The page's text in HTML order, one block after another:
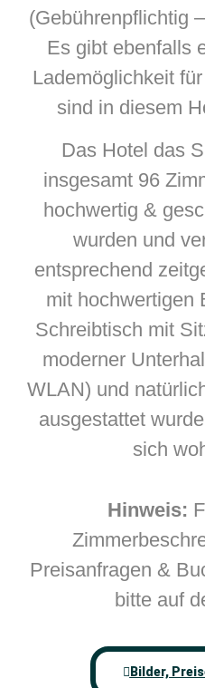
(Gebührenpflichtig
Es gibt ebenfalls
Lademöglichkeit
sind in diesem
Das Hotel das
insgesamt 96
hochwertig &
wurden und
entsprechend
mit hochwertigen
Schreibtisch mit
moderner
WLAN) und
ausgestattet
sich
Hinweis:
Preisanfragen &
bitte auf
Bilder,